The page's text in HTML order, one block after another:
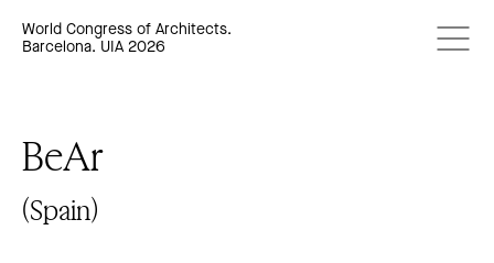
World Congress of Architects.
Barcelona. UIA 2026
BeAr
(Spain)